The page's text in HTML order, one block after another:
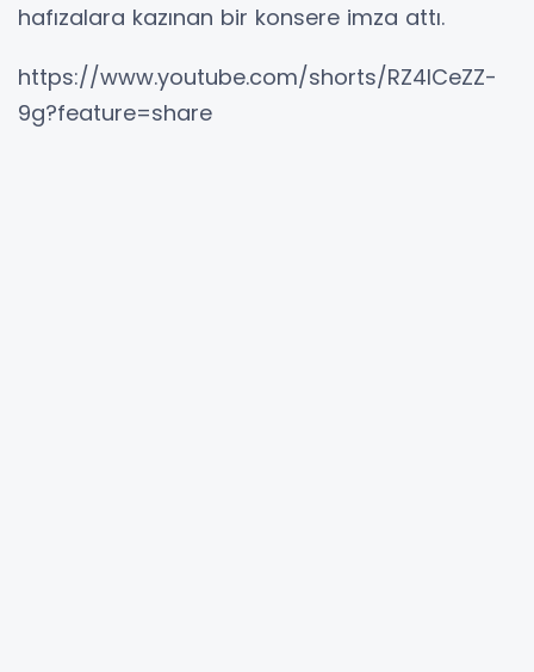
hafızalara kazınan bir konsere imza attı.
https://www.youtube.com/shorts/RZ4ICeZZ-
9g?feature=share